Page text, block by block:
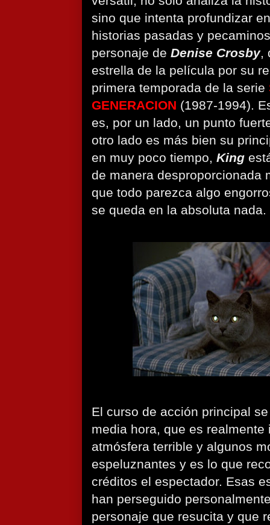
sino que intenta profundizar
historias pasadas y
personaje de Denise Crosby,
estrella de la película por su
primera temporada de la serie
GENERACION (1987-1994).
es, por un lado, un punto
otro lado es más bien su
en muy poco tiempo, King
de manera desproporcionada
que todo parezca algo
se queda en la absoluta nada.
El curso de acción principal
media hora, que es
atmósfera terrible y algunos
espeluznantes y es lo que
créditos el espectador. Esas
han perseguido
personaje que resucita y que